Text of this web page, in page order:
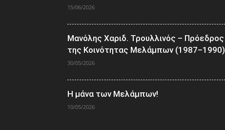
15/06/2026
Μανόλης Χαριδ. Τρουλλινός – Πρόεδρος
της Κοινότητας Μελάμπων (1987–1990)
30/05/2026
Η μάνα των Μελάμπων!
10/05/2026